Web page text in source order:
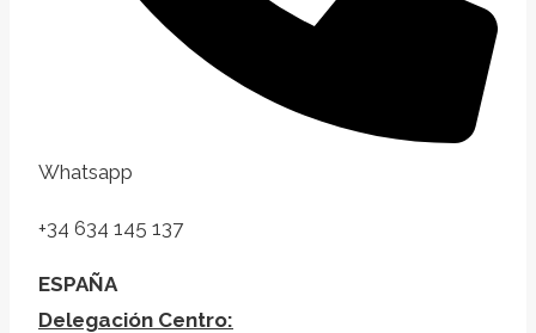
Whatsapp
+34 634 145 137
ESPAÑA
Delegación Centro: